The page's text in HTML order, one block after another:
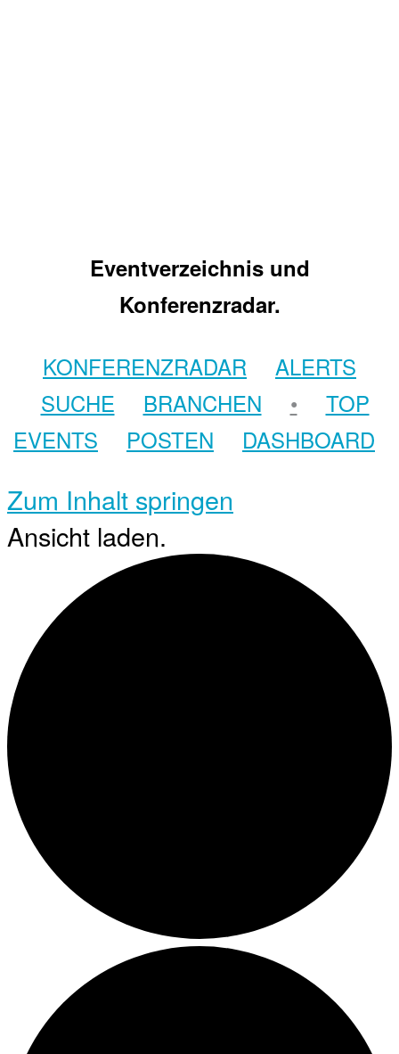
Eventverzeichnis und
Konferenzradar.
KONFERENZRADAR
ALERTS
SUCHE
BRANCHEN •
TOP
EVENTS
POSTEN DASHBOARD
Zum Inhalt springen
Ansicht laden.